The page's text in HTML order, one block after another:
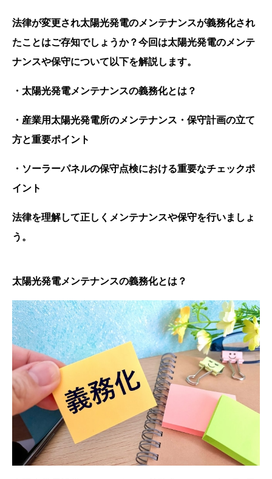
法律が変更され太陽光発電のメンテナンスが義務化され
たことはご存知でしょうか？今回は太陽光発電のメンテ
ナンスや保守について以下を解説します。
・太陽光発電メンテナンスの義務化とは？
・産業用太陽光発電所のメンテナンス・保守計画の立て
方と重要ポイント
・ソーラーパネルの保守点検における重要なチェックポ
イント
法律を理解して正しくメンテナンスや保守を行いましょ
う。
太陽光発電メンテナンスの義務化とは？